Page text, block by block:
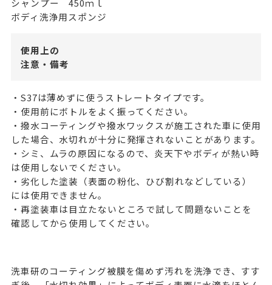
シャンプー 450ｍｌ
ボディ洗浄用スポンジ
使用上の
注意・備考
・S37は薄めずに使うストレートタイプです。
・使用前にボトルをよく振ってください。
・撥水コーティングや撥水ワックスが施工された車に使用
した場合、水切れが十分に発揮されないことがあります。
・シミ、ムラの原因になるので、炎天下やボディが熱い時
は使用しないでください。
・劣化した塗装（表面の粉化、ひび割れなどしている）
には使用できません。
・再塗装車は目立たないところで試して問題ないことを
確認してから使用してください。
洗車研のコーティング被膜を傷めず汚れを洗浄でき、すす